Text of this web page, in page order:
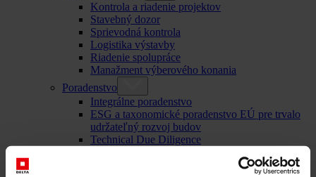
Kontrola a riadenie projektov
Stavebný dozor
Sprievodná kontrola
Logistika výstavby
Riadenie spolupráce
Manažment výberového konania
Poradenstvo
Integrálne poradenstvo
ESG a taxonomické poradenstvo EÚ pre trvalo
udržateľný rozvoj budov
Technical Due Diligence